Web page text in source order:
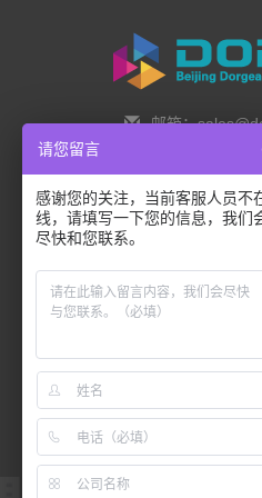
邮箱：
电话：0l0-
手机：138
传真：0I0-
联系地址：北
请您留言
感谢您的关注，当前客服人员不
线，请填写一下您的信息，我们
尽快和您联系。